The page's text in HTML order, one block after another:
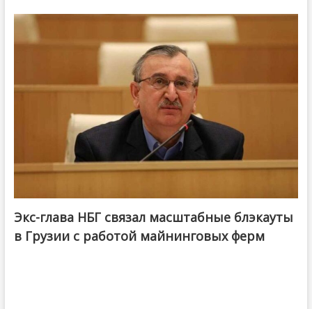
Экс-глава НБГ связал масштабные блэкауты
в Грузии с работой майнинговых ферм